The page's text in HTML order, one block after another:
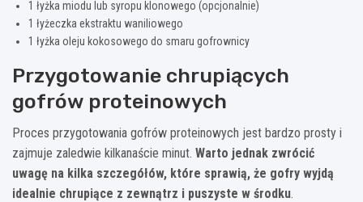
1 łyżka miodu lub syropu klonowego (opcjonalnie)
1 łyżeczka ekstraktu waniliowego
1 łyżka oleju kokosowego do smaru gofrownicy
Przygotowanie chrupiących
gofrów proteinowych
Proces przygotowania gofrów proteinowych jest bardzo prosty i
zajmuje zaledwie kilkanaście minut. Warto jednak zwrócić
uwagę na kilka szczegółów, które sprawią, że gofry wyjdą
idealnie chrupiące z zewnątrz i puszyste w środku.